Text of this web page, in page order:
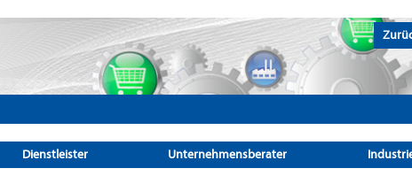
Dienstleister Unternehmensberater